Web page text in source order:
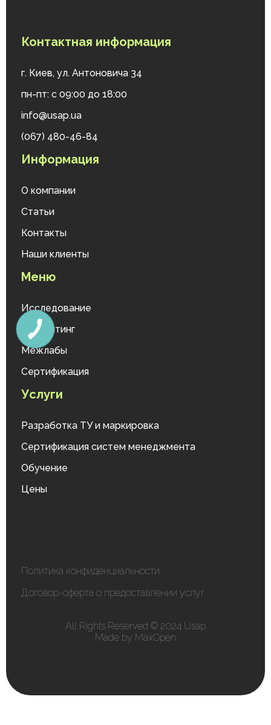
Контактная информация
г. Киев, ул. Антоновича 34
пн-пт: с 09:00 до 18:00
info@usap.ua
(067) 480-46-84
Информация
О компании
Статьи
Контакты
Наши клиенты
Меню
Исследование
Консалтинг
Межлабы
Сертификация
Услуги
Разработка ТУ и маркировка
Сертификация систем менеджмента
Обучение
Цены
All Rights Reserved © 2024 Usap
Made by MaxOpen
Политика конфиденциальности
Договор-оферта о предоставлении услуг